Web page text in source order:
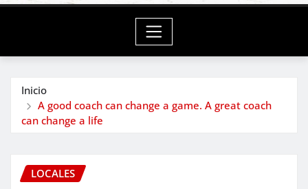
Inicio
A good coach can change a game. A great coach
can change a life
LOCALES